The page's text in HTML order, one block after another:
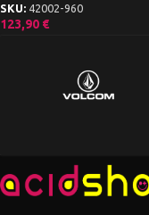
SKU: 42002-960
123,90 €